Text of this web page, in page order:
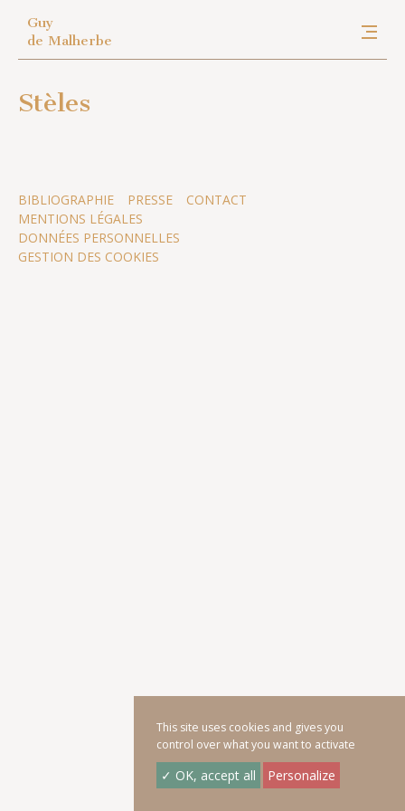
Guy
de Malherbe
Stèles
BIBLIOGRAPHIE PRESSE
CONTACT
MENTIONS LÉGALES
DONNÉES PERSONNELLES
GESTION DES COOKIES
This site uses cookies and gives you
control over what you want to activate
✓ OK, accept all Personalize